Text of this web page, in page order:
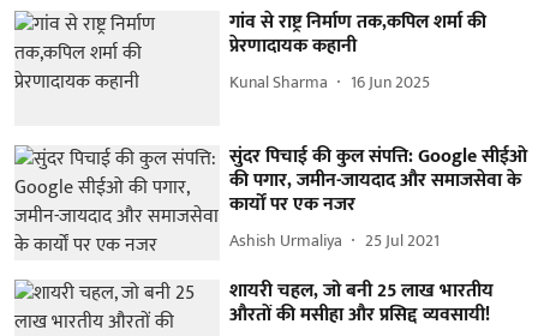
गांव से राष्ट्र निर्माण तक,कपिल शर्मा की
प्रेरणादायक कहानी
Kunal Sharma 16 Jun 2025
सुंदर पिचाई की कुल संपत्ति: Google सीईओ
की पगार, जमीन-जायदाद और समाजसेवा के
कार्यों पर एक नजर
Ashish Urmaliya 25 Jul 2021
शायरी चहल, जो बनी 25 लाख भारतीय
औरतों की मसीहा और प्रसिद्द व्यवसायी!